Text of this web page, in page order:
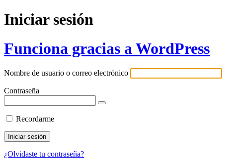
Iniciar sesión
Funciona gracias a WordPress
Nombre de usuario o correo electrónico
Contraseña
Recordarme
¿Olvidaste tu contraseña?